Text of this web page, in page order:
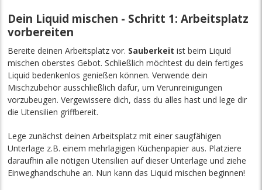
Dein Liquid mischen - Schritt 1: Arbeitsplatz
vorbereiten
Bereite deinen Arbeitsplatz vor. Sauberkeit ist beim Liquid
mischen oberstes Gebot. Schließlich möchtest du dein fertiges
Liquid bedenkenlos genießen können. Verwende dein
Mischzubehör ausschließlich dafür, um Verunreinigungen
vorzubeugen. Vergewissere dich, dass du alles hast und lege dir
die Utensilien griffbereit.
Lege zunächst deinen Arbeitsplatz mit einer saugfähigen
Unterlage z.B. einem mehrlagigen Küchenpapier aus. Platziere
daraufhin alle nötigen Utensilien auf dieser Unterlage und ziehe
Einweghandschuhe an. Nun kann das Liquid mischen beginnen!